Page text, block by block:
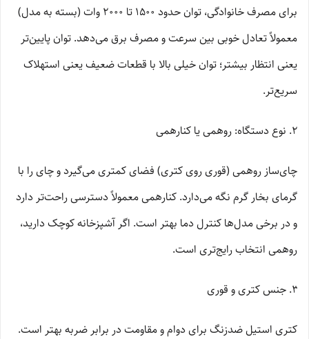
برای مصرف خانوادگی، توان حدود 1500 تا 2000 وات (بسته به مدل)
معمولاً تعادل خوبی بین سرعت و مصرف برق می‌دهد. توان پایین‌تر
یعنی انتظار بیشتر؛ توان خیلی بالا با قطعات ضعیف یعنی استهلاک
سریع‌تر.
نوع دستگاه: روهمی یا کنارهمی
چای‌ساز روهمی (قوری روی کتری) فضای کمتری می‌گیرد و چای را با
گرمای بخار گرم نگه می‌دارد. کنارهمی معمولاً دسترسی راحت‌تر دارد
و در برخی مدل‌ها کنترل دما بهتر است. اگر آشپزخانه کوچک دارید،
روهمی انتخاب رایج‌تری است.
جنس کتری و قوری
کتری استیل ضدزنگ برای دوام و مقاومت در برابر ضربه بهتر است.